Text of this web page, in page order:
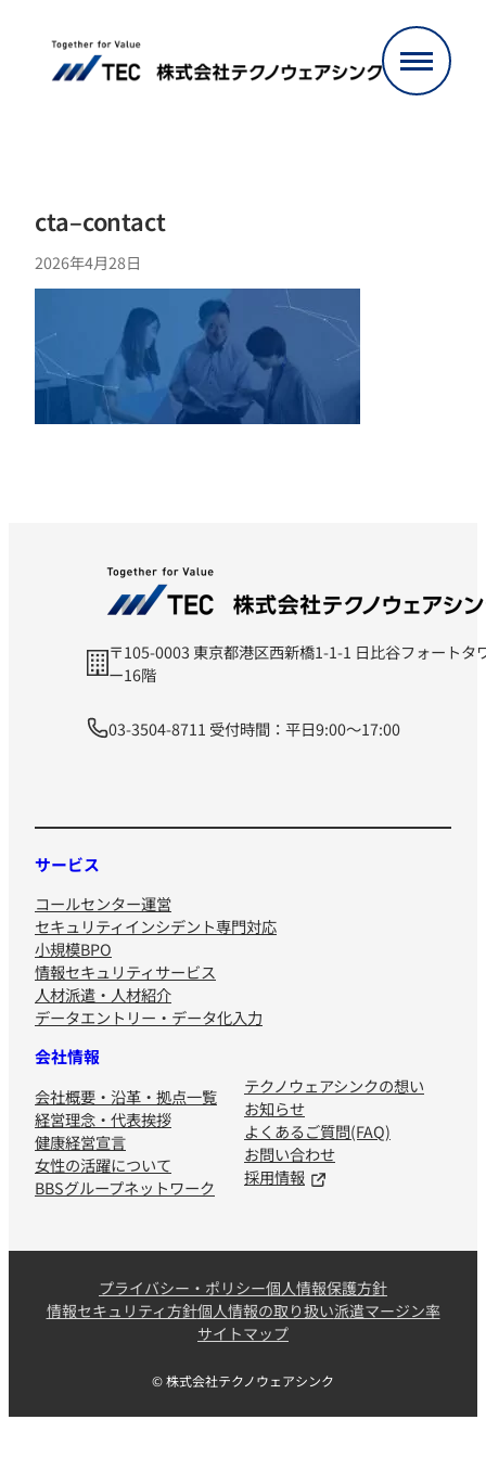
cta–contact
2026年4月28日
〒105-0003 東京都港区西新橋1-1-1 日比谷フォートタ
ー16階
03-3504-8711 受付時間：平日9:00～17:00
サービス
コールセンター運営
セキュリティインシデント専門対応
小規模BPO
情報セキュリティサービス
人材派遣・人材紹介
データエントリー・データ化入力
会社情報
会社概要・沿革・拠点一覧
経営理念・代表挨拶
健康経営宣言
女性の活躍について
BBSグループネットワーク
テクノウェアシンクの想い
お知らせ
よくあるご質問(FAQ)
お問い合わせ
採用情報
プライバシー・ポリシー個人情報保護方針
情報セキュリティ方針個人情報の取り扱い派遣マージン率
サイトマップ
© 株式会社テクノウェアシンク